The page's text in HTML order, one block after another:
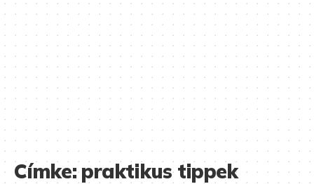
Címke:praktikus tippek